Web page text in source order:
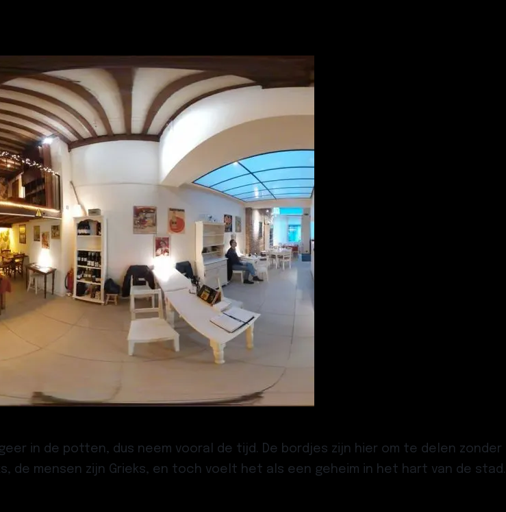
in de potten, dus neem vooral de tijd. De bordjes zijn hier om te delen zonder
de mensen zijn Grieks, en toch voelt het als een geheim in het hart van de stad.